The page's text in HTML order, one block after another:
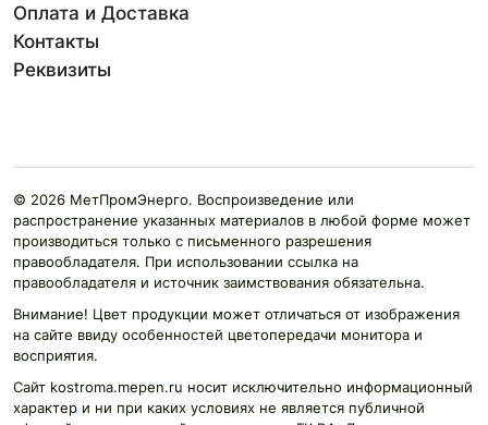
Оплата и Доставка
Контакты
Реквизиты
© 2026 МетПромЭнерго. Воспроизведение или
распространение указанных материалов в любой форме может
производиться только с письменного разрешения
правообладателя. При использовании ссылка на
правообладателя и источник заимствования обязательна.
Внимание! Цвет продукции может отличаться от изображения
на сайте ввиду особенностей цветопередачи монитора и
восприятия.
Сайт kostroma.mepen.ru носит исключительно информационный
характер и ни при каких условиях не является публичной